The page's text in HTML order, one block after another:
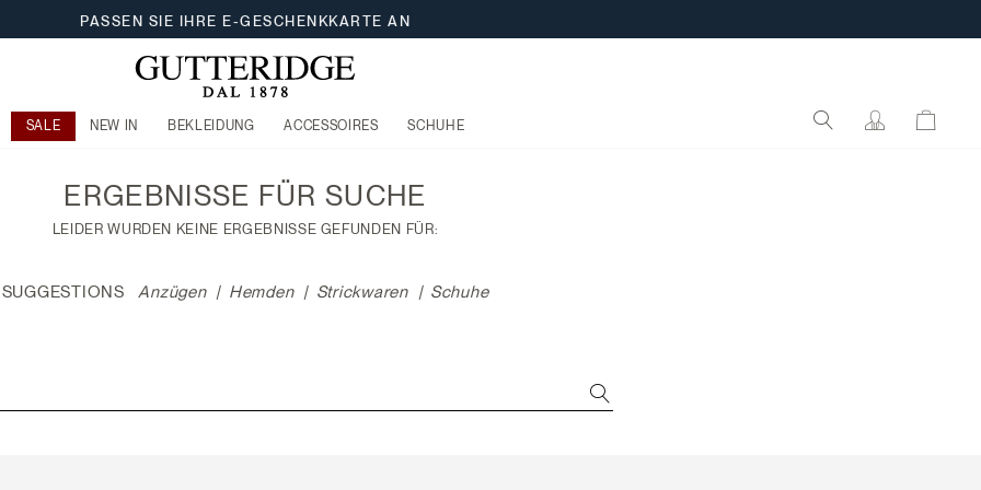
PASSEN SIE IHRE E-GESCHENKKARTE AN
SALE NEW IN BEKLEIDUNG ACCESSOIRES SCHUHE
ERGEBNISSE FÜR SUCHE
LEIDER WURDEN KEINE ERGEBNISSE GEFUNDEN FÜR:
SUGGESTIONS Anzügen Hemden Strickwaren Schuhe